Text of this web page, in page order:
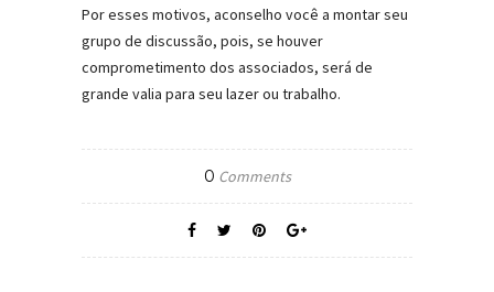
Por esses motivos, aconselho você a montar seu
grupo de discussão, pois, se houver
comprometimento dos associados, será de
grande valia para seu lazer ou trabalho.
0 Comments